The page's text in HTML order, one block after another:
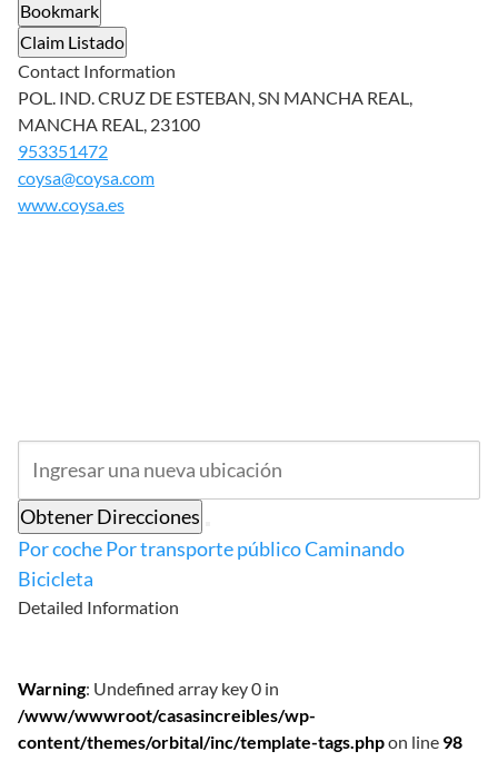
Bookmark
Claim Listado
Contact Information
POL. IND. CRUZ DE ESTEBAN, SN MANCHA REAL,
MANCHA REAL, 23100
953351472
coysa@coysa.com
www.coysa.es
Obtener Direcciones
Por cochePor transporte públicoCaminando
Bicicleta
Detailed Information
Warning: Undefined array key 0 in
/www/wwwroot/casasincreibles/wp-
content/themes/orbital/inc/template-tags.phpon line 98